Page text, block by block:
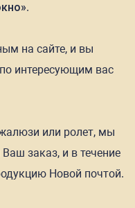
.
на сайте, и вы
интересующим вас
или ролет, мы
заказ, и в течение
Новой почтой.